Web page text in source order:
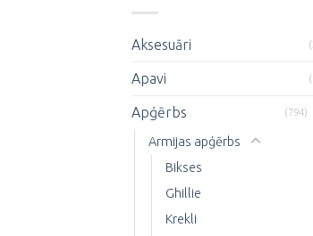
Aksesuāri
Apavi
Apģērbs (794)
Armijas apģērbs
Bikses
Ghillie
Krekli